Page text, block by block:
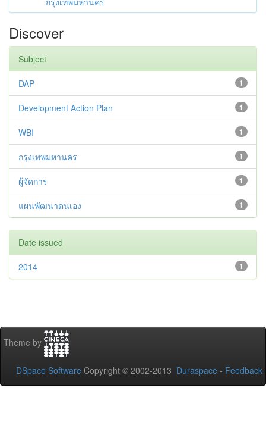
Discover
Subject
1
DAP
1
Development Action Plan
1
WBI
1
กรุงเทพมหานคร
1
ผู้จัดการ
1
แผนพัฒนาตนเอง
Date issued
1
2014
Theme by
DSpace Software Copyright © 2002-2013 Duraspace - Feedback